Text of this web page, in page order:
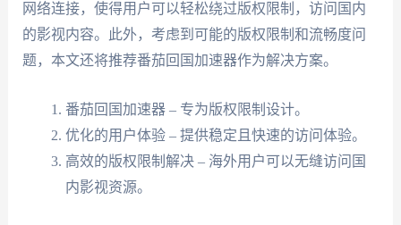
网络连接，使得用户可以轻松绕过版权限制，访问国内
的影视内容。此外，考虑到可能的版权限制和流畅度问
题，本文还将推荐番茄回国加速器作为解决方案。
番茄回国加速器 – 专为版权限制设计。
优化的用户体验 – 提供稳定且快速的访问体验。
高效的版权限制解决 – 海外用户可以无缝访问国
内影视资源。